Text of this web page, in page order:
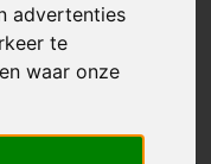
advertenties
te
waar onze